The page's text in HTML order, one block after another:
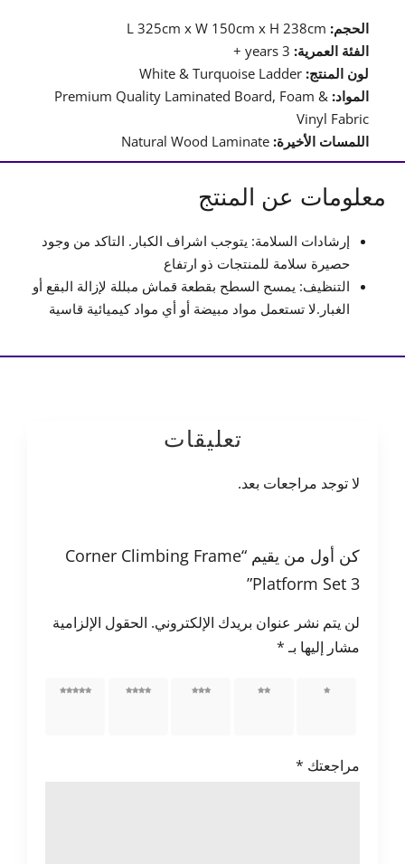
الحجم:
الفئة العمرية:
لون المنتج: White & Turquoise Ladder
المواد: Premium Quality Laminated Board, Foam &
Vinyl Fabric
اللمسات الأخيرة: Natural Wood Laminate
معلومات عن المنتج
إرشادات السلامة: يتوجب اشراف الكبار. التاكد من وجود
حصيرة سلامة للمنتجات ذو ارتفاع
التنظيف: يمسح السطح بقطعة قماش مبللة لإزالة البقع أو
الغبار.لا تستعمل مواد مبيضة أو أي مواد كيميائية قاسية
تعليقات
لا توجد مراجعات بعد.
كن أول من يقيم “Corner Climbing Frame
Platform Set 3”
لن يتم نشر عنوان بريدك الإلكتروني. الحقول الإلزامية
مشار إليها بـ*
1 من 2 من 3 من 4 من 5 من
مراجعتك *